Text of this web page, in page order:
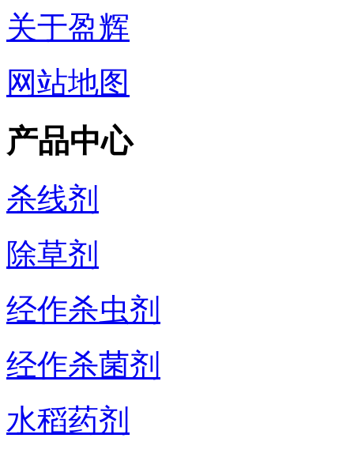
关于盈辉
网站地图
产品中心
杀线剂
除草剂
经作杀虫剂
经作杀菌剂
水稻药剂